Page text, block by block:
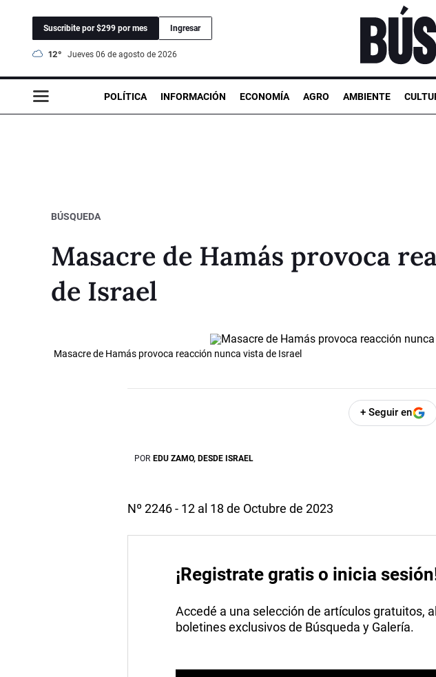
Suscribite por $299 por mes Ingresar
12° jueves 06 de agosto de 2026
POLÍTICA INFORMACIÓN ECONOMÍA AGRO AMBIENTE
BÚSQUEDA
Masacre de Hamás provoca
de Israel
Masacre de Hamás provoca reacción nunca vista de Israel
+ Seguir en
POR EDU ZAMO, DESDE ISRAEL
Nº 2246 - 12 al 18 de Octubre de 2023
¡Registrate gratis o inicia
Accedé a una selección de artículos gratuitos,
boletines exclusivos de Búsqueda y Galería.